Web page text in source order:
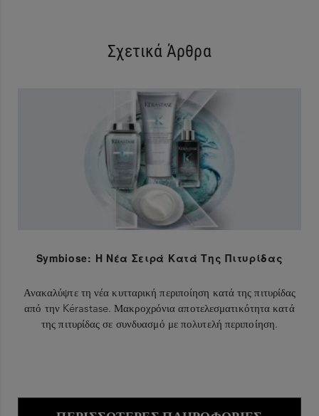
Σχετικά Άρθρα
Symbiose: Η Νέα Σειρά Κατά Της Πιτυρίδας
Ανακαλύψτε τη νέα κυτταρική περιποίηση κατά της πιτυρίδας
από την Kérastase. Μακροχρόνια αποτελεσματικότητα κατά
της πιτυρίδας σε συνδυασμό με πολυτελή περιποίηση.